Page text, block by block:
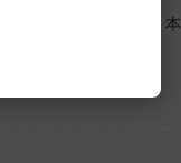
对它时常常遇到困难。本